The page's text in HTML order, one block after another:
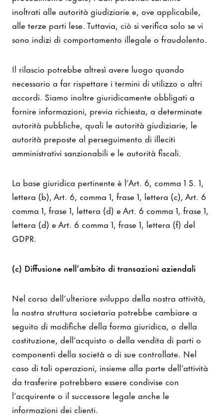
inoltrati alle autorità giudiziarie e, ove applicabile,
alle terze parti lese. Tuttavia, ciò si verifica solo se vi
sono indizi di comportamento illegale o fraudolento.
Il rilascio potrebbe altresì avere luogo quando
necessario a far rispettare i termini di utilizzo o altri
accordi. Siamo inoltre giuridicamente obbligati a
fornire informazioni, previa richiesta, a determinate
autorità pubbliche, quali le autorità giudiziarie, le
autorità preposte al perseguimento di illeciti
amministrativi sanzionabili e le autorità fiscali.
La base giuridica pertinente è l’Art. 6, comma 1 S. 1,
lettera (b), Art. 6, comma 1, frase 1, lettera (c), Art. 6
comma 1, frase 1, lettera (d) e Art. 6 comma 1, frase 1,
lettera (d) e Art. 6 comma 1, frase 1, lettera (f) del
GDPR.
(c) Diffusione nell’ambito di transazioni aziendali
Nel corso dell’ulteriore sviluppo della nostra attività,
la nostra struttura societaria potrebbe cambiare a
seguito di modifiche della forma giuridica, o della
costituzione, dell’acquisto o della vendita di parti o
componenti della società o di sue controllate. Nel
caso di tali operazioni, insieme alla parte dell’attività
da trasferire potrebbero essere condivise con
l’acquirente o il successore legale anche le
informazioni dei clienti.